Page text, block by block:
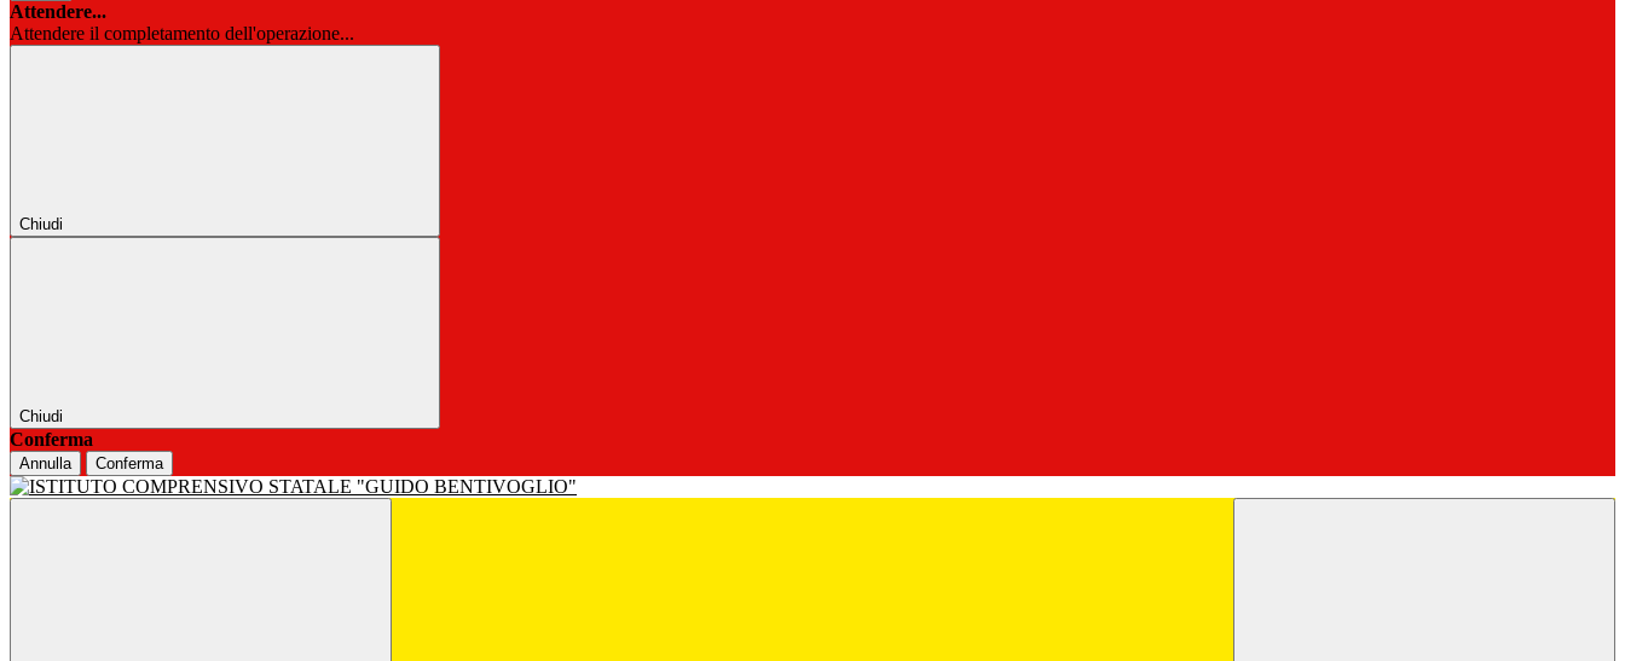
Attendere...
Attendere il completamento dell'operazione...
Chiudi
Chiudi
Conferma
Annulla Conferma